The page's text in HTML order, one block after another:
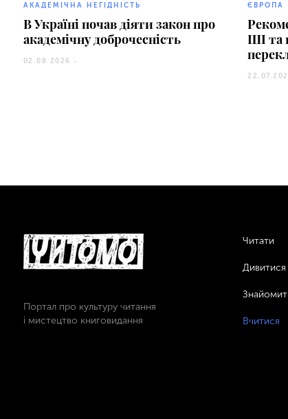
АКАДЕМІЧНА НЕГІДНІСТЬ
В Україні почав діяти закон про
академічну доброчесність
02.08.2026 -
ЄВРОПА
ШІ та
Портал про культуру читання
і мистецтво книговидання
Читати
Дивитися
Вчитися